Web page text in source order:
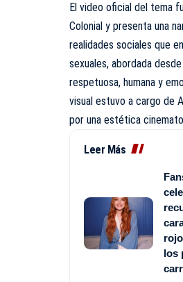
El video oficial del tema
Colonial y presenta una
realidades sociales que
sexuales, abordada
respetuosa, humana y
visual estuvo a cargo de
por una estética
Leer Más
los